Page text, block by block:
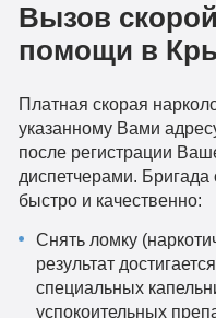
Вызов
помощи в
Платная скорая
указанному Вами
после регистрации
диспетчерами.
быстро и качественно:
Снять ломку
результат
специальных
успокоительных